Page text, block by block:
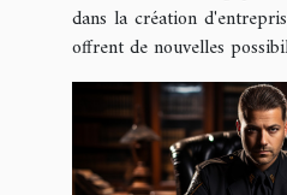
dans la création
offrent de nouvelles